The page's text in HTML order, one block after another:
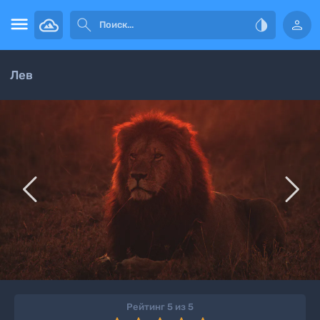
   
Лев
 
Рейтинг 5 из 5